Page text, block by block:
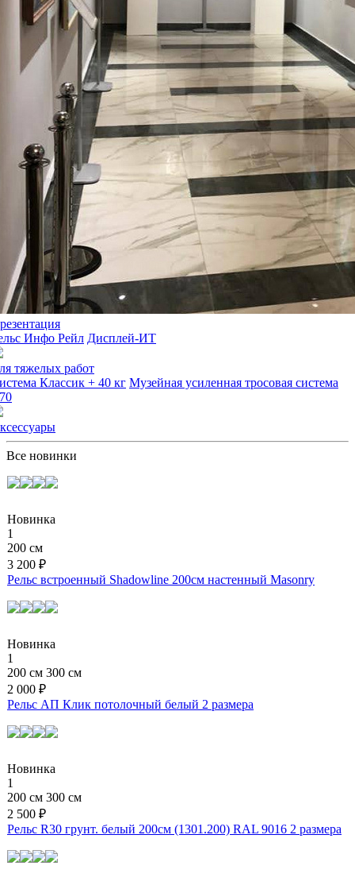
Инфо Рейл Дисплей-ИТ
тяжелых работ
Классик + 40 кг Музейная усиленная тросовая система
Все новинки
Новинка
1
200 см
3 200 ₽
Рельс встроенный Shadowline 200см настенный Masonry
Новинка
1
200 см 300 см
2 000 ₽
Рельс АП Клик потолочный белый 2 размера
Новинка
1
200 см 300 см
2 500 ₽
Рельс R30 грунт. белый 200см (1301.200) RAL 9016 2 размера